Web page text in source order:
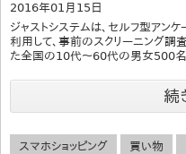
2016年01月15日
ジャストシステムは、セルフ型アンケ
利用して、事前のスクリーニング調
た全国の10代～60代の男女500名
続
スマホショッピング 買い物